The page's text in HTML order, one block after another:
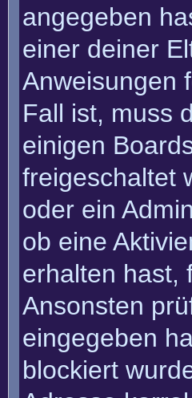
angegeben
einer deiner
Anweisungen
Fall ist, muss
einigen
freigeschaltet
oder ein
ob eine
erhalten hast,
Ansonsten
eingegeben
blockiert